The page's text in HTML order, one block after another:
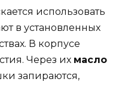
использовать
в установленных
В корпусе
Через их масло
запираются,